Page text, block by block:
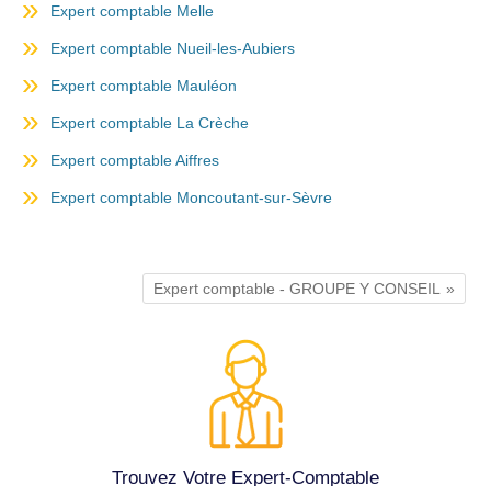
Expert comptable Melle
Expert comptable Nueil-les-Aubiers
Expert comptable Mauléon
Expert comptable La Crèche
Expert comptable Aiffres
Expert comptable Moncoutant-sur-Sèvre
Expert comptable - GROUPE Y CONSEIL
Trouvez Votre Expert-Comptable